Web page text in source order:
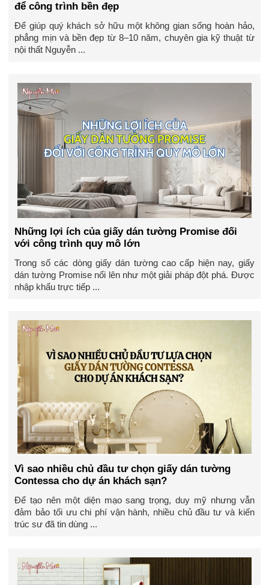
để công trình bền đẹp
Để giúp quý khách sở hữu một không gian sống hoàn hảo,
phẳng mịn và bền đẹp từ 8–10 năm, chuyên gia kỹ thuật từ
nội thất Nguyễn ...
Những lợi ích của giấy dán tường Promise đối
với công trình quy mô lớn
Trong số các dòng giấy dán tường cao cấp hiện nay, giấy
dán tường Promise nổi lên như một giải pháp đột phá. Được
nhập khẩu trực tiếp ...
Vì sao nhiều chủ đầu tư chọn giấy dán tường
Contessa cho dự án khách sạn?
Để tạo nên một diện mạo sang trọng, duy mỹ nhưng vẫn
đảm bảo tối ưu chi phí vận hành, nhiều chủ đầu tư và kiến
trúc sư đã tin dùng ...